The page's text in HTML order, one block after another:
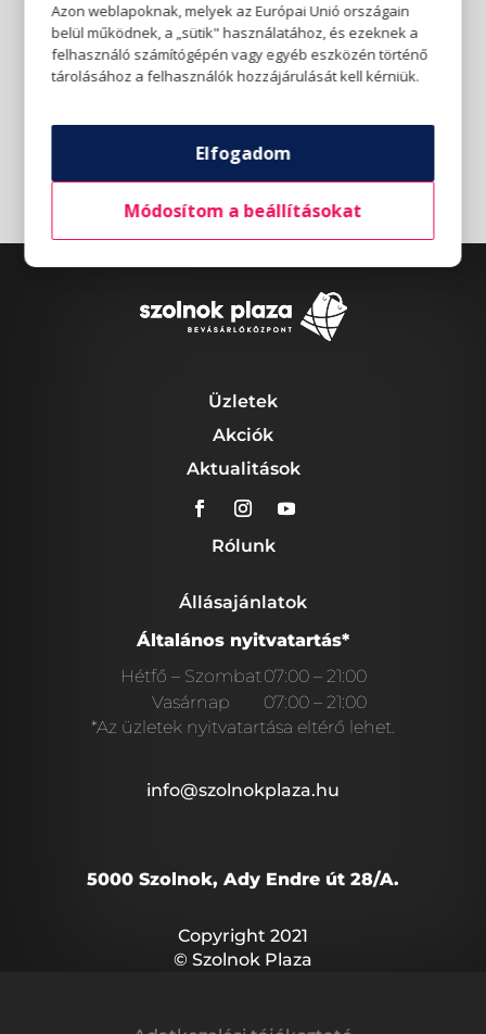
Üzletek
Akciók
Aktualitások
Rólunk
Állásajánlatok
Általános nyitvatartás*
Hétfő – Szombat07:00 – 21:00
Vasárnap
07:00 – 21:00
*Az üzletek nyitvatartása eltérő lehet.
info@szolnokplaza.hu
5000 Szolnok, Ady Endre út 28/A.
Copyright 2021
© Szolnok Plaza
Azon weblapoknak, melyek az Európai Unió országain
belül működnek, a „sütik" használatához, és ezeknek a
felhasználó számítógépén vagy egyéb eszközén történő
tárolásához a felhasználók hozzájárulását kell kérniük.
Elfogadom
Módosítom a beállításokat